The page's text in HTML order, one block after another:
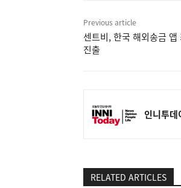
Previous article
센트비, 한국 해외송금 앱
진출
인니투데
RELATED ARTICLES